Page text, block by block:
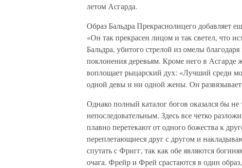
летом Асгарда.
Образ Бальдра Прекраснолицего добавляет
«Он так прекрасен лицом и так светел, что
Бальдра, убитого стрелой из омелы
поклонения деревьям. Кроме него в
воплощает рыцарский дух: «Лучший среди
одной девы и ни одной жены. Он
Однако полный каталог богов оказался бы
непоследовательным. Здесь все четко
плавно перетекают от одного божества к
переплетающиеся друг с другом и
спутать с Фригг, так как обе являются
очага. Фрейр и Фрей срастаются в один